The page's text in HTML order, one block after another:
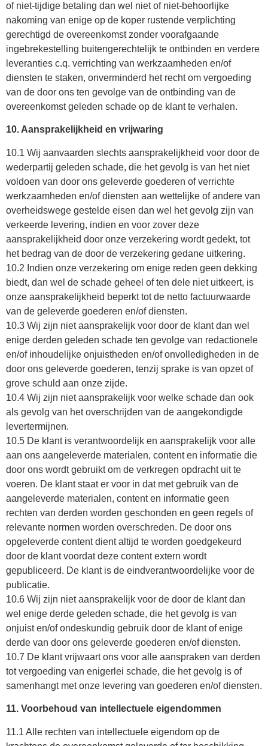
of niet-tijdige betaling dan wel niet of niet-behoorlijke
nakoming van enige op de koper rustende verplichting
gerechtigd de overeenkomst zonder voorafgaande
ingebrekestelling buitengerechtelijk te ontbinden en verdere
leveranties c.q. verrichting van werkzaamheden en/of
diensten te staken, onverminderd het recht om vergoeding
van de door ons ten gevolge van de ontbinding van de
overeenkomst geleden schade op de klant te verhalen.
10. Aansprakelijkheid en vrijwaring
10.1 Wij aanvaarden slechts aansprakelijkheid voor door de
wederpartij geleden schade, die het gevolg is van het niet
voldoen van door ons geleverde goederen of verrichte
werkzaamheden en/of diensten aan wettelijke of andere van
overheidswege gestelde eisen dan wel het gevolg zijn van
verkeerde levering, indien en voor zover deze
aansprakelijkheid door onze verzekering wordt gedekt, tot
het bedrag van de door de verzekering gedane uitkering.
10.2 Indien onze verzekering om enige reden geen dekking
biedt, dan wel de schade geheel of ten dele niet uitkeert, is
onze aansprakelijkheid beperkt tot de netto factuurwaarde
van de geleverde goederen en/of diensten.
10.3 Wij zijn niet aansprakelijk voor door de klant dan wel
enige derden geleden schade ten gevolge van redactionele
en/of inhoudelijke onjuistheden en/of onvolledigheden in de
door ons geleverde goederen, tenzij sprake is van opzet of
grove schuld aan onze zijde.
10.4 Wij zijn niet aansprakelijk voor welke schade dan ook
als gevolg van het overschrijden van de aangekondigde
levertermijnen.
10.5 De klant is verantwoordelijk en aansprakelijk voor alle
aan ons aangeleverde materialen, content en informatie die
door ons wordt gebruikt om de verkregen opdracht uit te
voeren. De klant staat er voor in dat met gebruik van de
aangeleverde materialen, content en informatie geen
rechten van derden worden geschonden en geen regels of
relevante normen worden overschreden. De door ons
opgeleverde content dient altijd te worden goedgekeurd
door de klant voordat deze content extern wordt
gepubliceerd. De klant is de eindverantwoordelijke voor de
publicatie.
10.6 Wij zijn niet aansprakelijk voor de door de klant dan
wel enige derde geleden schade, die het gevolg is van
onjuist en/of ondeskundig gebruik door de klant of enige
derde van door ons geleverde goederen en/of diensten.
10.7 De klant vrijwaart ons voor alle aanspraken van derden
tot vergoeding van enigerlei schade, die het gevolg is of
samenhangt met onze levering van goederen en/of diensten.
11. Voorbehoud van intellectuele eigendommen
11.1 Alle rechten van intellectuele eigendom op de